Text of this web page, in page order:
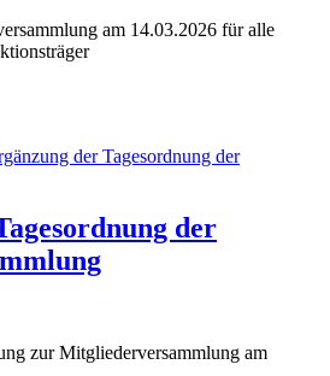
am 14.03.2026 für alle
der
zur Mitgliederversammlung am